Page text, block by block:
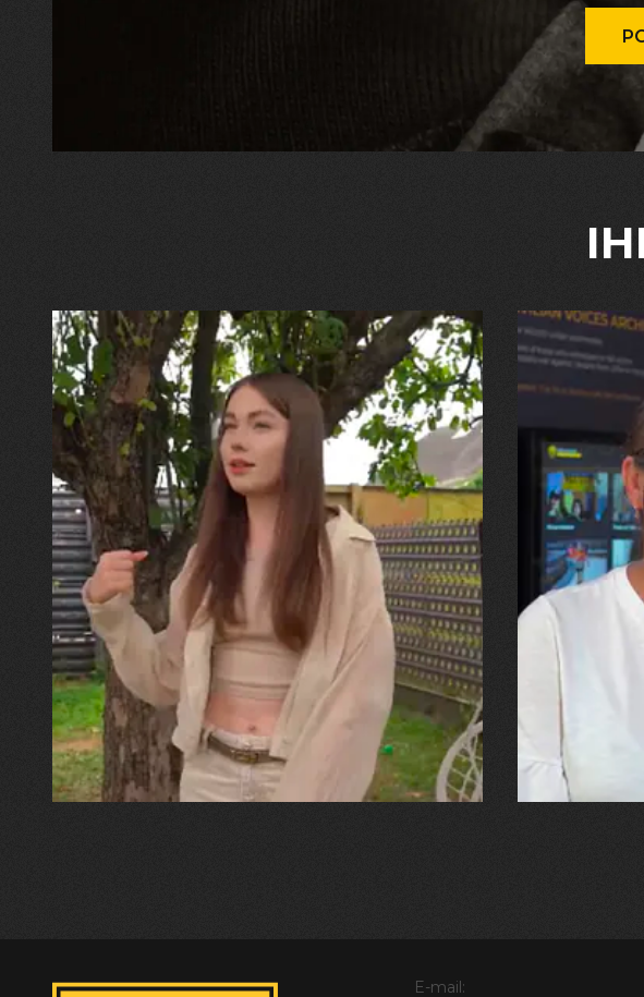
30.07.2026
Калина, Дарина та Віра Папроцькі
"Хвиля була, як від моря,
прозора і велика… Я ледве
встигла схопити племінницю"
29.07.2026
Марина,
"Попри
свого
наших
E-mail: